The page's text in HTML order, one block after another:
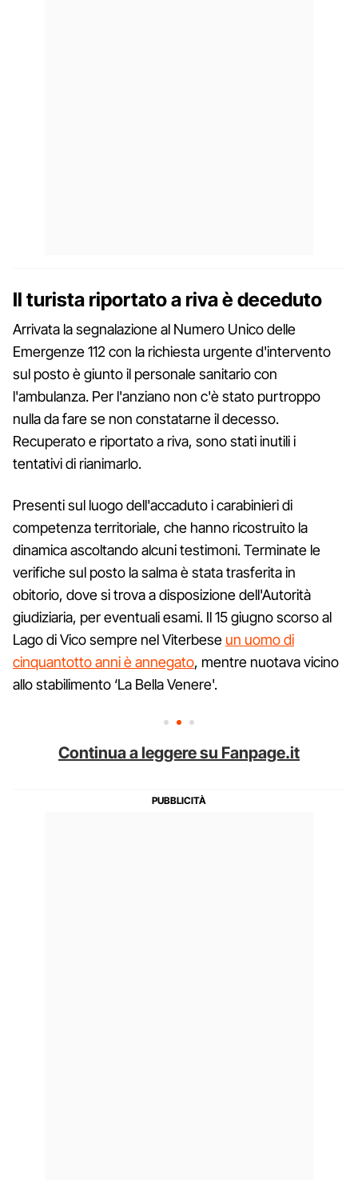
Il turista riportato a riva è deceduto
Arrivata la segnalazione al Numero Unico delle
Emergenze 112 con la richiesta urgente d'intervento
sul posto è giunto il personale sanitario con
l'ambulanza. Per l'anziano non c'è stato purtroppo
nulla da fare se non constatarne il decesso.
Recuperato e riportato a riva, sono stati inutili i
tentativi di rianimarlo.
Presenti sul luogo dell'accaduto i carabinieri di
competenza territoriale, che hanno ricostruito la
dinamica ascoltando alcuni testimoni. Terminate le
verifiche sul posto la salma è stata trasferita in
obitorio, dove si trova a disposizione dell'Autorità
giudiziaria, per eventuali esami. Il 15 giugno scorso al
Lago di Vico sempre nel Viterbese un uomo di
cinquantotto anni è annegato, mentre nuotava vicino
allo stabilimento ‘La Bella Venere'.
Continua a leggere su Fanpage.it